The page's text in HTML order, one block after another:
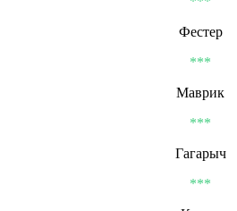
Фестер
***
Маврик
***
Гагарыч
***